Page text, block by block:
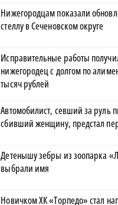
Нижегородцам показали
стеллу в Сеченовском округе
Исправительные работы
нижегородец с долгом по
тысяч рублей
Автомобилист, севший за руль
сбивший женщину, предстал
Детенышу зебры из зоопарка
выбрали имя
Новичком ХК «Торпедо» стал